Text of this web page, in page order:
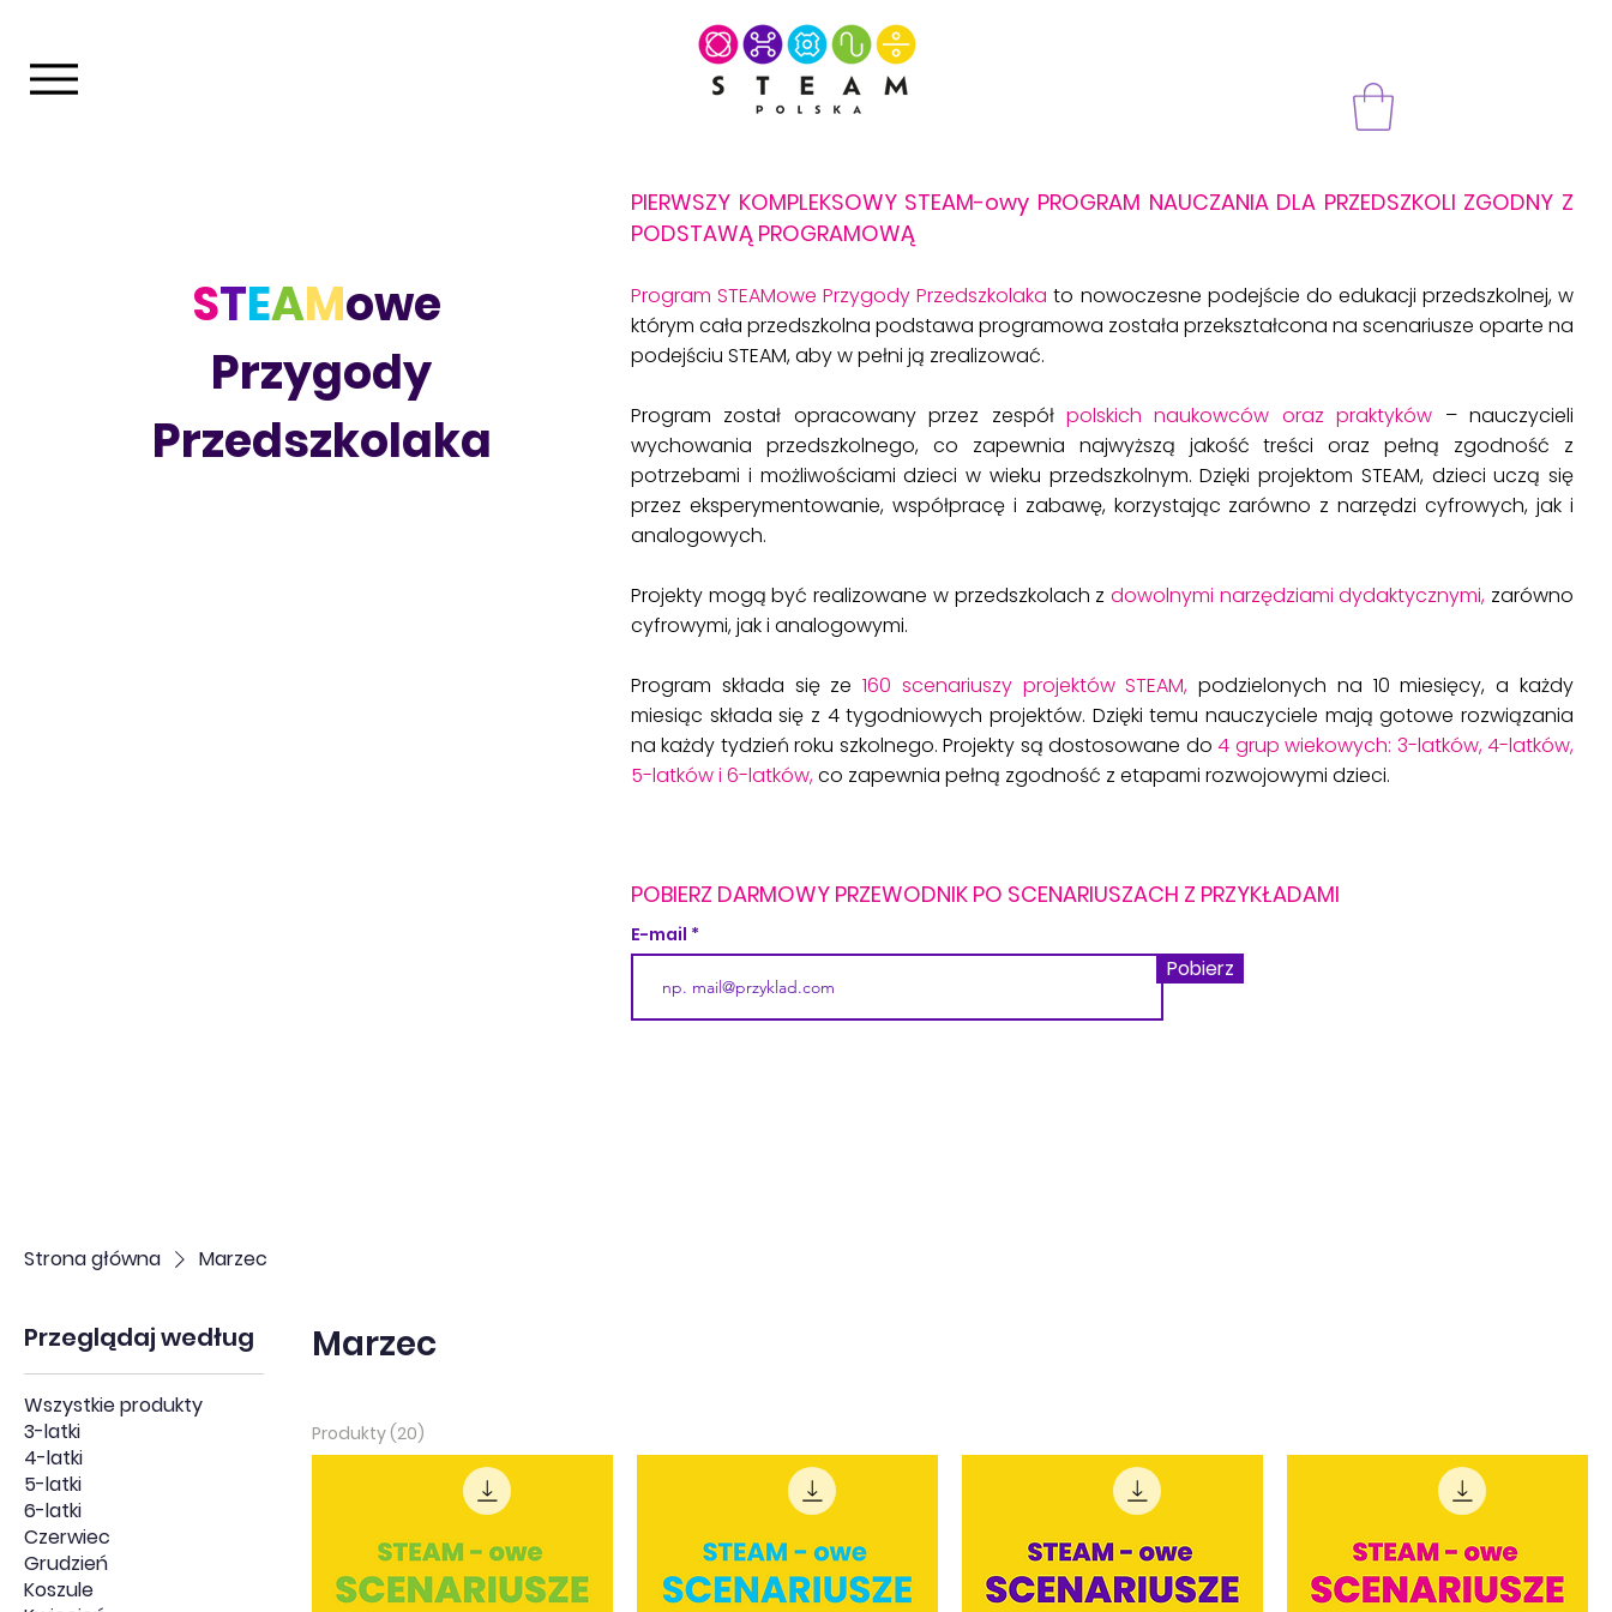
STEAMowe
Przygody
Przedszkolaka
PIERWSZY KOMPLEKSOWY STEAM-owy PROGRAM NAUCZANIA DLA PRZEDSZKOLI ZGODNY Z
PODSTAWĄ PROGRAMOWĄ
Program STEAMowe Przygody Przedszkolaka to nowoczesne podejście do edukacji przedszkolnej, w
którym cała przedszkolna podstawa programowa została przekształcona na scenariusze oparte na
podejściu STEAM, aby w pełni ją zrealizować.
Program został opracowany przez zespółpolskich naukowców oraz praktyków – nauczycieli
wychowania przedszkolnego, co zapewnia najwyższą jakość treści oraz pełną zgodność z
potrzebami i możliwościami dzieci w wieku przedszkolnym. Dzięki projektom STEAM, dzieci uczą się
przez eksperymentowanie, współpracę i zabawę, korzystając zarówno z narzędzi cyfrowych, jak i
analogowych. ​
Projekty mogą być realizowane w przedszkolach z dowolnymi narzędziami dydaktycznymi, zarówno
cyfrowymi, jak i analogowymi. ​
Program składa się ze160 scenariuszy projektów STEAM, podzielonych na 10 miesięcy, a każdy
miesiąc składa się z 4 tygodniowych projektów. Dzięki temu nauczyciele mają gotowe rozwiązania
na każdy tydzień roku szkolnego. Projekty są dostosowane do4 grup wiekowych: 3-latków, 4-latków,
5-latków i 6-latków,co zapewnia pełną zgodność z etapami rozwojowymi dzieci.
POBIERZ DARMOWY PRZEWODNIK PO SCENARIUSZACH Z PRZYKŁADAMI
E-mail
Pobierz
Strona główna Marzec
Przeglądaj według
Wszystkie produkty
3-latki
4-latki
5-latki
6-latki
Czerwiec
Grudzień
Koszule
Marzec
Produkty (20)